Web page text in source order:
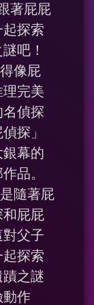
著屁屁
探索
吧！
像屁
理完美
偵探
偵探」
銀幕的
品。
隨著屁
和屁屁
父子
探索
之謎
動作